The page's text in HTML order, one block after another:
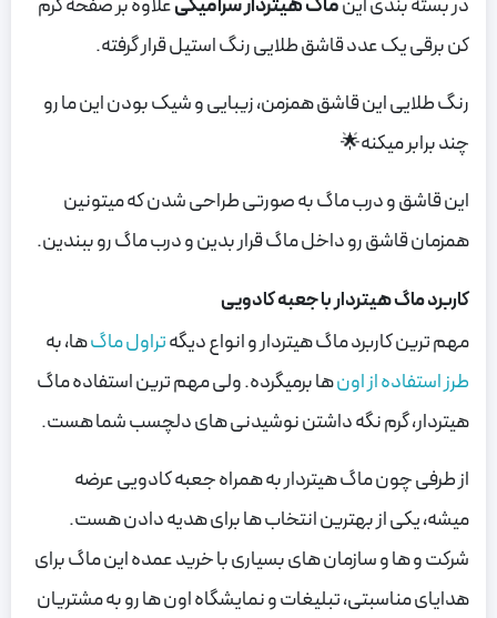
در بسته بندی اینماگ هیتردار سرامیکیعلاوه بر صفحه گرم
کن برقی یک عدد قاشق طلایی رنگ استیل قرار گرفته.
رنگ طلایی این قاشق همزمن، زیبایی و شیک بودن این ما رو
چند برابر میکنه🌟
این قاشق و درب ماگ به صورتی طراحی شدن که میتونین
همزمان قاشق رو داخل ماگ قرار بدین و درب ماگ رو ببندین.
کاربرد ماگ هیتردار با جعبه کادویی
مهم ترین کاربرد ماگ هیتردار و انواع دیگهتراول ماگها، به
طرز استفاده از اونها برمیگرده. ولی مهم ترین استفاده ماگ
هیتردار، گرم نگه داشتن نوشیدنی های دلچسب شما هست.
از طرفی چون ماگ هیتردار به همراه جعبه کادویی عرضه
میشه، یکی از بهترین انتخاب ها برای هدیه دادن هست.
شرکت و ها و سازمان های بسیاری با خرید عمده این ماگ برای
هدایای مناسبتی، تبلیغات و نمایشگاه اون ها رو به مشتریان